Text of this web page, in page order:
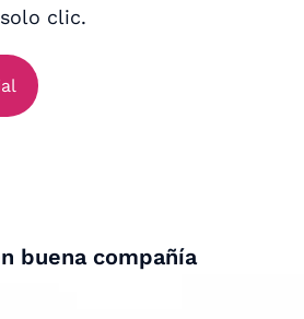
clic.
buena compañía